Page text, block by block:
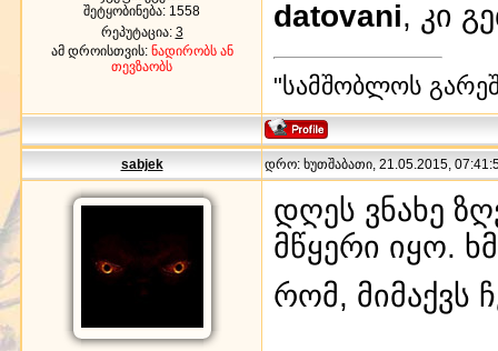
შეტყობინება: 1558
რეპუტაცია: 3
ამ დროისთვის: ნადირობს ან
თევზაობს
datovani, კი
"სამშობლოს
sabjek დრო: ხუთშაბათი, 21.05.2015,
დღეს ვნახე
მწყერი იყო.
რომ, მიმაქვს